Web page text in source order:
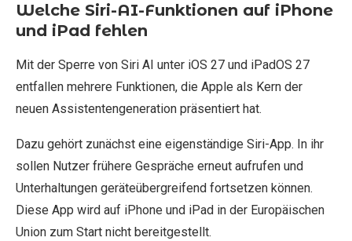
Welche Siri-AI-Funktionen auf iPhone
und iPad fehlen
Mit der Sperre von Siri AI unter iOS 27 und iPadOS 27
entfallen mehrere Funktionen, die Apple als Kern der
neuen Assistentengeneration präsentiert hat.
Dazu gehört zunächst eine eigenständige Siri-App. In ihr
sollen Nutzer frühere Gespräche erneut aufrufen und
Unterhaltungen geräteübergreifend fortsetzen können.
Diese App wird auf iPhone und iPad in der Europäischen
Union zum Start nicht bereitgestellt.